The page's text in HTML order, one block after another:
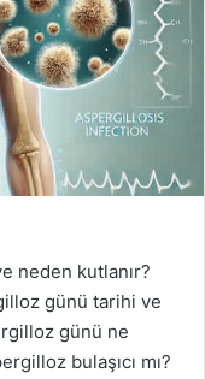
neden kutlanır?
günü tarihi ve
günü ne
bulaşıcı mı?